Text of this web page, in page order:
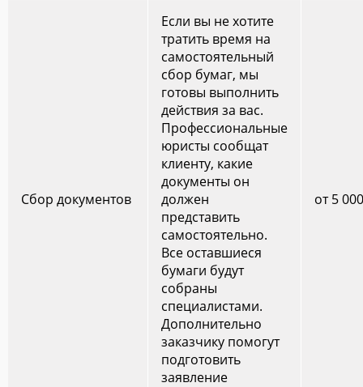
Сбор документов
Если вы не хотите
тратить время на
самостоятельный
сбор бумаг, мы
готовы выполнить
действия за вас.
Профессиональные
юристы сообщат
клиенту, какие
документы он
должен
представить
самостоятельно.
Все оставшиеся
бумаги будут
собраны
специалистами.
Дополнительно
заказчику помогут
подготовить
заявление
от 5 000